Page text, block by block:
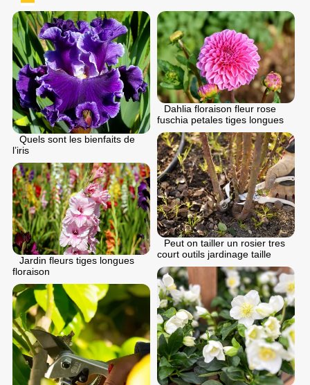
Quels sont les bienfaits de
l’iris
Dahlia floraison fleur rose
fuschia petales tiges longues
Peut on tailler un rosier tres
court outils jardinage taille
Jardin fleurs tiges longues
floraison